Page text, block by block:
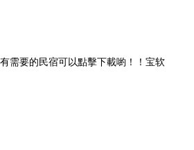
需要的民宿可以點擊下載喲！！宝软